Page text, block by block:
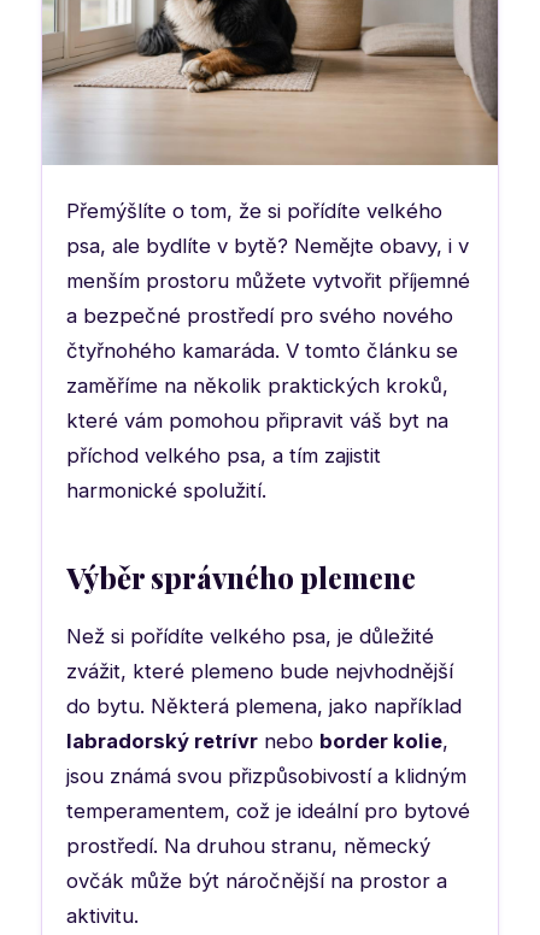
Přemýšlíte o tom, že si pořídíte velkého
psa, ale bydlíte v bytě? Nemějte obavy, i v
menším prostoru můžete vytvořit příjemné
a bezpečné prostředí pro svého nového
čtyřnohého kamaráda. V tomto článku se
zaměříme na několik praktických kroků,
které vám pomohou připravit váš byt na
příchod velkého psa, a tím zajistit
harmonické spolužití.
Výběr správného plemene
Než si pořídíte velkého psa, je důležité
zvážit, které plemeno bude nejvhodnější
do bytu. Některá plemena, jako například
labradorský retrívr nebo border kolie,
jsou známá svou přizpůsobivostí a klidným
temperamentem, což je ideální pro bytové
prostředí. Na druhou stranu, německý
ovčák může být náročnější na prostor a
aktivitu.